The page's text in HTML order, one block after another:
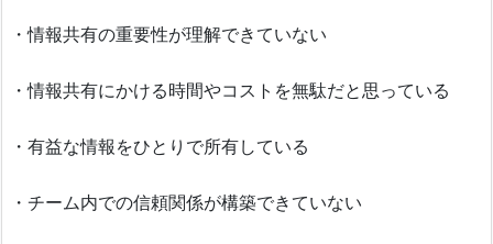
・情報共有の重要性が理解できていない
・情報共有にかける時間やコストを無駄だと思っている
・有益な情報をひとりで所有している
・チーム内での信頼関係が構築できていない